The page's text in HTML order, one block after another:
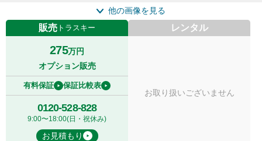
他の画像を見る
販売 トラスキー
275万円
オプション販売
有料保証 保証比較表
0120-528-828
9:00〜18:00(日・祝休み)
お見積もり
レンタル
お取り扱いございません